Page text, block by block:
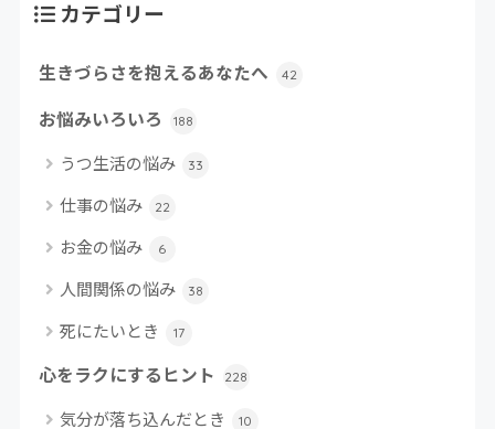
カテゴリー
生きづらさを抱えるあなたへ 42
お悩みいろいろ 188
うつ生活の悩み 33
仕事の悩み 22
お金の悩み 6
人間関係の悩み 38
死にたいとき 17
心をラクにするヒント 228
気分が落ち込んだとき 10